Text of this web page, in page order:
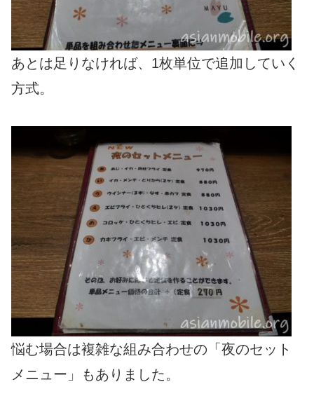
あとは足りなければ、1枚単位で追加していく
方式。
悩む場合は複雑な組み合わせの「夜のセット
メニュー」もありました。